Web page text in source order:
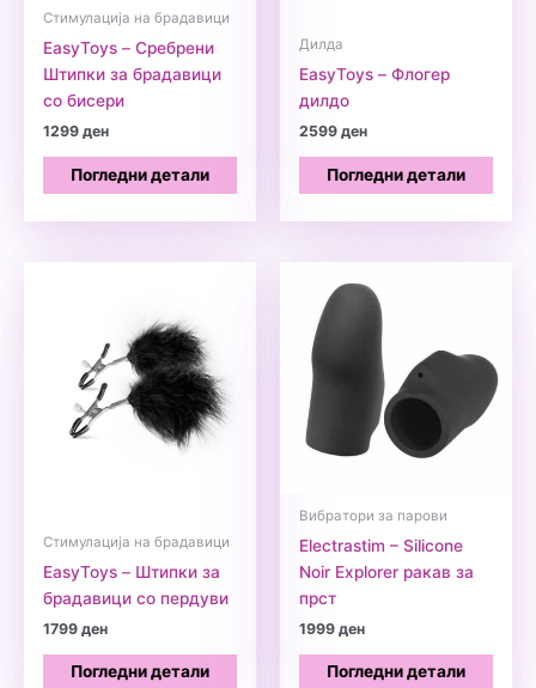
Стимулација на брадавици
EasyToys – Сребрени
Штипки за брадавици
со бисери
1299ден
Погледни детали
Дилда
EasyToys – Флогер
дилдо
2599ден
Погледни детали
Стимулација на брадавици
EasyToys – Штипки за
брадавици со пердуви
1799ден
Погледни детали
Вибратори за парови
Electrastim – Silicone
Nоir Explorer ракав за
прст
1999ден
Погледни детали